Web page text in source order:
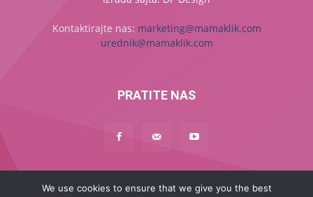
Kontaktirajte nas: marketing@mamaklik.com
urednik@mamaklik.com
PRATITE NAS
Naslovna Začeće Trudnoća Beba Dijete Mama
We use cookies to ensure that we give you the best